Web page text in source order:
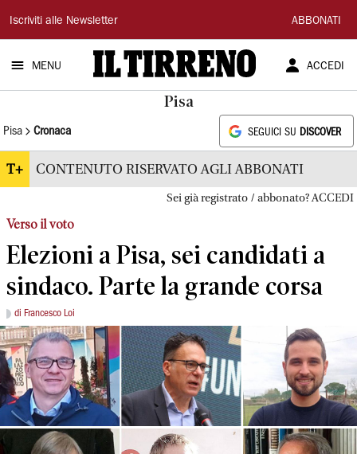
Il
Tirreno
Iscriviti alle Newsletter ABBONATI
MENU ACCEDI
Pisa
Pisa Cronaca SEGUICI SU DISCOVER
T+ CONTENUTO RISERVATO AGLI ABBONATI
Sei già registrato / abbonato? ACCEDI
Verso il voto
Elezioni a Pisa, sei candidati a
sindaco. Parte la grande corsa
di Francesco Loi